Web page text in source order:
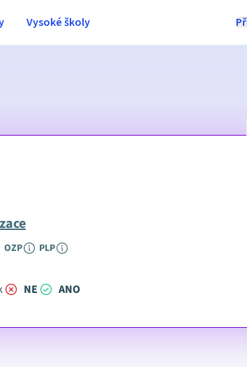
Vysoké školy
OZP PLP
NE ANO